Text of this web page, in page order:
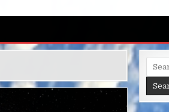
Search
for: